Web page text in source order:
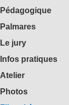
Pédagogique
Palmares
Le jury
Infos pratiques
Atelier
Photos